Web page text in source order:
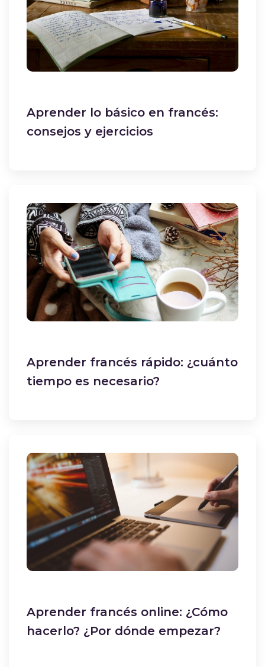
Aprender lo básico en francés:
consejos y ejercicios
Aprender francés rápido: ¿cuánto
tiempo es necesario?
Aprender francés online: ¿Cómo
hacerlo? ¿Por dónde empezar?